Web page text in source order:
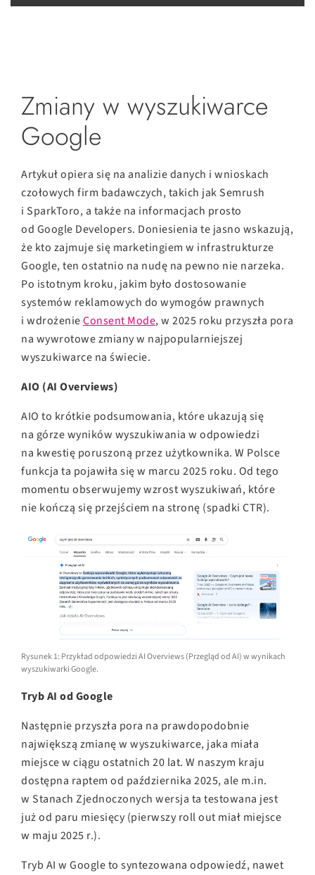
Zmiany w wyszukiwarce
Google
Artykuł opiera się na analizie danych i wnioskach
czołowych firm badawczych, takich jak Semrush
i SparkToro, a także na informacjach prosto
od Google Developers. Doniesienia te jasno wskazują,
że kto zajmuje się marketingiem w infrastrukturze
Google, ten ostatnio na nudę na pewno nie narzeka.
Po istotnym kroku, jakim było dostosowanie
systemów reklamowych do wymogów prawnych
i wdrożenieConsent Mode, w 2025 roku przyszła pora
na wywrotowe zmiany w najpopularniejszej
wyszukiwarce na świecie.
AIO (AI Overviews)
AIO to krótkie podsumowania, które ukazują się
na górze wyników wyszukiwania w odpowiedzi
na kwestię poruszoną przez użytkownika. W Polsce
funkcja ta pojawiła się w marcu 2025 roku. Od tego
momentu obserwujemy wzrost wyszukiwań, które
nie kończą się przejściem na stronę (spadki CTR).
Rysunek 1: Przykład odpowiedzi AI Overviews (Przegląd od AI) w wynikach
wyszukiwarki Google.
Tryb AI od Google
Następnie przyszła pora na prawdopodobnie
największą zmianę w wyszukiwarce, jaka miała
miejsce w ciągu ostatnich 20 lat. W naszym kraju
dostępna raptem od października 2025, ale m.in.
w Stanach Zjednoczonych wersja ta testowana jest
już od paru miesięcy (pierwszy roll out miał miejsce
w maju 2025 r.).
Tryb AI w Google to syntezowana odpowiedź, nawet